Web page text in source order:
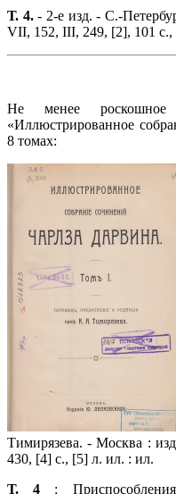
Т. 4.- 2-е изд. - С.-
VII, 152, III, 249, [2], 101 с.,
Не менее роскошное
«Иллюстрированное
8 томах:
Тимирязева. - Москва :
430, [4] с., [5] л. ил. : ил.
Т. 4 :